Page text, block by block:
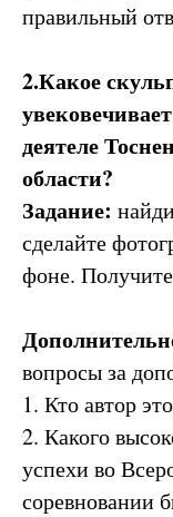
правильный
2.Какое
деятеле
области?
Задание:
сделайте
фоне.
вопросы за
1. Кто автор
2. Какого
успехи во
соревновании